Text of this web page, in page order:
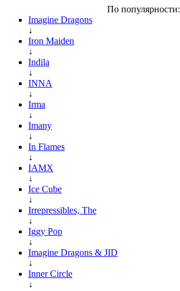
По популярности:
Imagine Dragons
↓
Iron Maiden
↓
Indila
↓
INNA
↓
Irma
↓
Imany
↓
In Flames
↓
IAMX
↓
Ice Cube
↓
Irrepressibles, The
↓
Iggy Pop
↓
Imagine Dragons & JID
↓
Inner Circle
↓